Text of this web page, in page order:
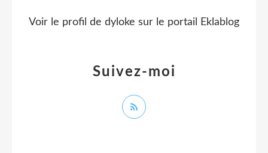
Suivez-moi
Voir le profil de dyloke sur le portail Eklablog